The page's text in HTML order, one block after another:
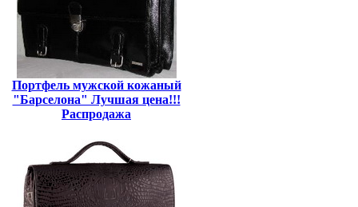
Портфель мужской кожаный
"Барселона" Лучшая цена!!!
Распродажа